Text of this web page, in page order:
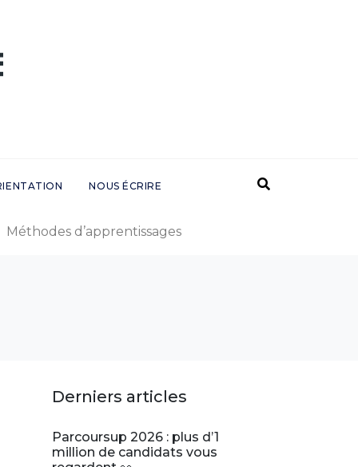
NOUS ÉCRIRE
Méthodes d’apprentissages
Derniers articles
Parcoursup 2026 : plus d’1
million de candidats vous